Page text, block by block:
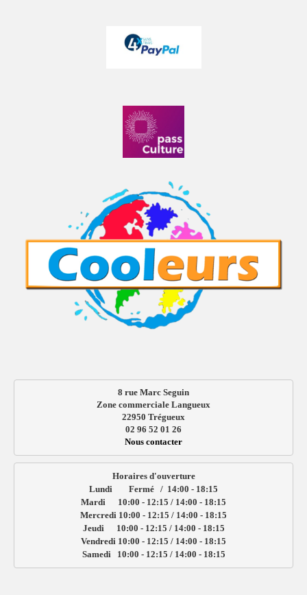
8 rue Marc Seguin
Zone commerciale Langueux
22950 Trégueux
02 96 52 01 26
Nous contacter
Horaires d'ouverture
Lundi        Fermé   /  14:00 - 18:15
Mardi      10:00 - 12:15 / 14:00 - 18:15
Mercredi 10:00 - 12:15 / 14:00 - 18:15
Jeudi      10:00 - 12:15 / 14:00 - 18:15
Vendredi 10:00 - 12:15 / 14:00 - 18:15
Samedi   10:00 - 12:15 / 14:00 - 18:15